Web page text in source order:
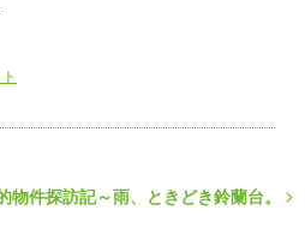
物件探訪記～雨、ときどき鈴蘭台。